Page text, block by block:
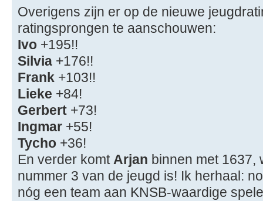
Overigens zijn er op de nieuwe
ratingsprongen te aanschouwen:
Ivo +195!!
Silvia +176!!
Frank +103!!
Lieke +84!
Gerbert +73!
Ingmar +55!
Tycho +36!
En verder komt Arjan binnen met 1637,
nummer 3 van de jeugd is! Ik herhaal:
nóg een team aan KNSB-waardige